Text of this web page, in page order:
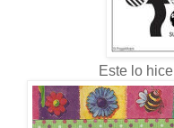
Este lo